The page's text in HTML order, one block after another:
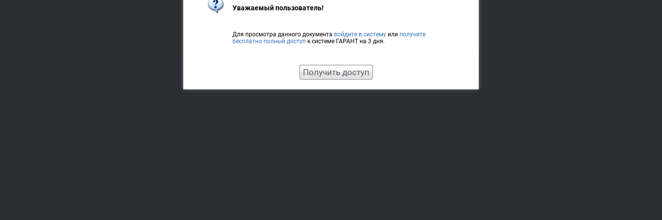
Уважаемый пользователь!
Для просмотра данного документа войдите в систему или получите
бесплатно полный доступ к системе ГАРАНТ на 3 дня.
Получить доступ